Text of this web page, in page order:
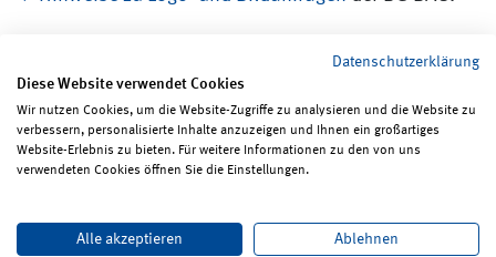
Seite teilen Seite drucken
Erklärung zur Barrierefreiheit
ReadSpeaker Bildrechte
Datenschutzerklärung
Diese Website verwendet Cookies
Wir nutzen Cookies, um die Website-Zugriffe zu analysieren und die Website zu
verbessern, personalisierte Inhalte anzuzeigen und Ihnen ein großartiges
Website-Erlebnis zu bieten. Für weitere Informationen zu den von uns
verwendeten Cookies öffnen Sie die Einstellungen.
Alle akzeptieren Ablehnen